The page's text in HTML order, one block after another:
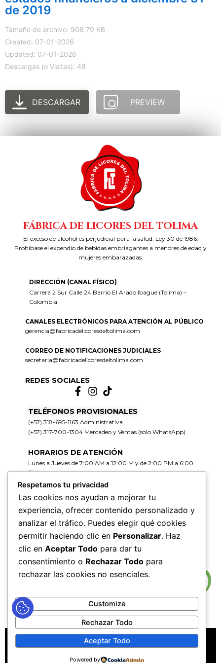
de 2019
Tamaño de archivo: 908.79 KB
Created: 07-01-2026
Updated: 07-01-2026
Descargas (o Visitas): 48
DESCARGAR PREVIEW
FÁBRICA DE LICORES DEL TOLIMA
El exceso de alcohol es perjudicial para la salud. Ley 30 de 1986.
Prohíbase el expendio de bebidas embriagantes a menores de edad y
mujeres embarazadas.
DIRECCIÓN (CANAL FÍSICO)
Carrera 2 Sur Calle 24 Barrio El Arado Ibagué (Tolima) –
Colombia
CANALES ELECTRÓNICOS PARA ATENCIÓN AL PÚBLICO
gerencia@fabricadelicoresdeltolima.com
CORREO DE NOTIFICACIONES JUDICIALES
secretaria@fabricadelicoresdeltolima.com
REDES SOCIALES
TELÉFONOS PROVISIONALES
(+57) 318-695-1163 Administrativa
(+57) 317-700-1304 Mercadeo y Ventas (solo WhatsApp)
HORARIOS DE ATENCIÓN
Lunes a Jueves de 7:00 AM a 12:00 M y de 2:00 PM a 6:00
PM
Viernes de 7:00 AM a 12:00 M y de 2:00 PM a 5:00 PM
HORARIOS DE RADICACIÓN DE
CORRESPONDENCIA
Lunes a Jueves de 7:30 AM a 11:30 AM y de 2:00 PM a 5:00
PM
Viernes de 7:30 AM a 11:30 PM y de 2:00 PM a 4:00 PM
MAPA DEL SITIOPOLÍTICAS DE PRIVACIDAD
POLÍTICAS DE DERECHOS DE AUTOR
Respetamos tu privacidad
Las cookies nos ayudan a mejorar tu
experiencia, ofrecer contenido personalizado y
analizar el tráfico. Puedes elegir qué cookies
permitir haciendo clic en Personalizar. Haz
clic en Aceptar Todo para dar tu
consentimiento o Rechazar Todo para
rechazar las cookies no esenciales.
Customize
Rechazar Todo
Aceptar Todo
Powered by